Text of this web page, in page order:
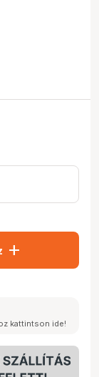
add
kattintson ide!